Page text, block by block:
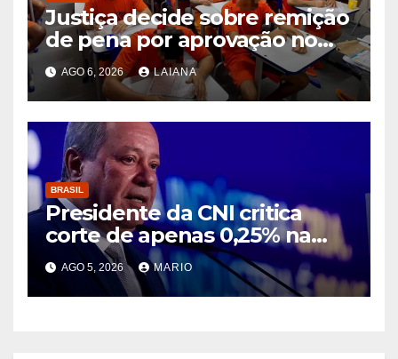
Justiça decide sobre remição
de pena por aprovação no
ENEM e no ENCCEJA
AGO 6, 2026 LAIANA
BRASIL
Presidente da CNI critica
corte de apenas 0,25% na
taxa de juros e diz que
decisão segue asfixiando a
população
AGO 5, 2026 MARIO